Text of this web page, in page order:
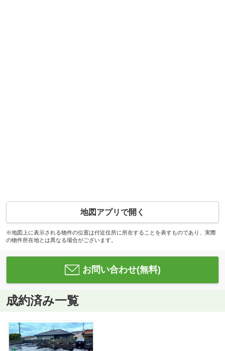
地図アプリで開く
※地図上に表示される物件の位置は付近住所に所在することを表すものであり、実際
の物件所在地とは異なる場合がございます。
お問い合わせ(無料)
成約済み一覧